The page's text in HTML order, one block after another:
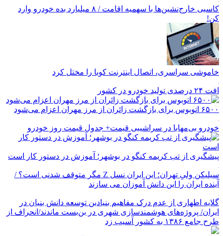
کاسبی خارج‌نشین‌ها با سهمیه اقامت / ۸ میلیارد بده خودرو وارد
کن!
خاموشی سراسری، اتصال اینترنت کوبا را مختل کرد
افت ۲۴ درصدی تولید خودرو در کشور
۶۵۰۰ اتوبوس برای بازگشت زائران از مرز مهران اعزام می‌شود
خودرو بی‌مهابا در سراشیبی قیمت+ جدول قیمت روز خودرو
پیشگیری از تب کریمه کنگو در بوشهر؛ آموزش در دستور کار است
سیلیکن ولیِ تهران؛ این ایران نسل Z مگر متوقف شدنی است؟ /
آینده ایران را این دانش آموزان می سازند
گلایه اطهاری از عدم درک مفاهیم بنیادین توسعه دانش بنیان در
ایران/ پروژه‌های هوشمندسازی شهری در بن‌بست ماندند/انحراف از
طرح جامع ۱۳۸۶ به کشور آسیب زد